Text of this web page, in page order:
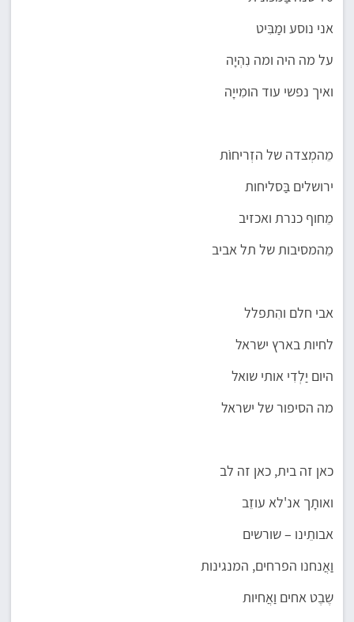
אני נוסע ומַבִּיט
על מה היה ומה נִהְיָה
ואיך נפשי עוד הומִייָה
מֵהמְצדה של הזְריחוֹֹת
ירושלים בַּסליחות
מֵחוף כנרת ואכזיב
מֵהמסיבות של תל אביב
אבי חלם והִתפלל
לחיות בארץ ישראל
היום יַלְדִי אותי שואל
מה הסיפור של ישראל
כאן זה בית, כאן זה לב
ואותָך אנ'לא עוזֵב
אבותֵינו – שורשים
וַַאֲנחנו הפרחים, המנגינות
שֶבֶט אחים וַאֲחיות